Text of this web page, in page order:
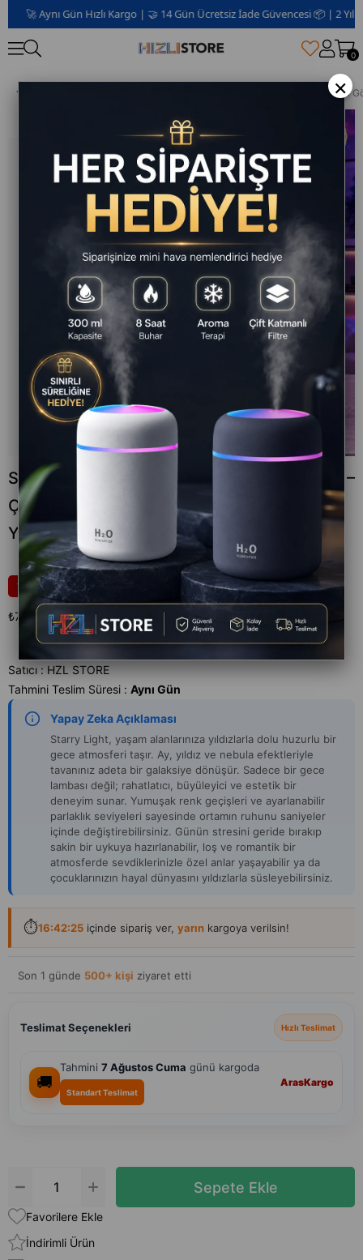
Aynı Gün Hızlı Kargo | 🤝 14 Gün Ücretsiz İade Güvencesi 📦 | 2 Yıl
0
Starry Light Yıldızlı Atmosfer Işık Projektörü –
Çok Renkli Gökyüzü Efekti, Ay ve Nebula
Yansıtma,
20 ₺999,00 ₺799,00
₺799,00 `den başlayan taksitlerle
Satıcı : HZL STORE
Tahmini Teslim Süresi : Aynı Gün
Yapay Zeka Açıklaması
Starry Light, yaşam alanlarınıza yıldızlarla dolu huzurlu bir
gece atmosferi taşır. Ay, yıldız ve nebula efektleriyle
tavanınız adeta bir galaksiye dönüşür. Sadece bir gece
lambası değil; rahatlatıcı, büyüleyici ve estetik bir
deneyim sunar. Yumuşak renk geçişleri ve ayarlanabilir
parlaklık seviyeleri sayesinde ortamın ruhunu saniyeler
içinde değiştirebilirsiniz. Günün stresini geride bırakıp
sakin bir uykuya hazırlanabilir, loş ve romantik bir
atmosferde sevdiklerinizle özel anlar yaşayabilir ya da
çocuklarınızın hayal dünyasını yıldızlarla süsleyebilirsiniz.
⏱️16:42:25 içinde sipariş ver, yarın kargoya verilsin!
Son 1 günde 500+ kişi ziyaret etti
Teslimat Seçenekleri Hızlı Teslimat
🚚
Tahmini 7 Ağustos Cuma günü kargoda
Standart Teslimat
ArasKargo
Favorilere Ekle
İndirimli Ürün
×